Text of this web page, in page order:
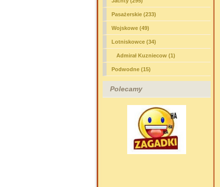
Pasażerskie (233)
Wojskowe (49)
Lotniskowce(34)
Admirał Kuzniecow (1)
Podwodne (15)
Polecamy